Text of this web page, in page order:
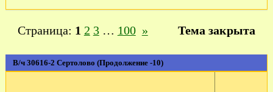
В/ч 30616-2 Сертолово (Продолжение -10)
Страница: 1 2 3 … 100 » Тема закрыта